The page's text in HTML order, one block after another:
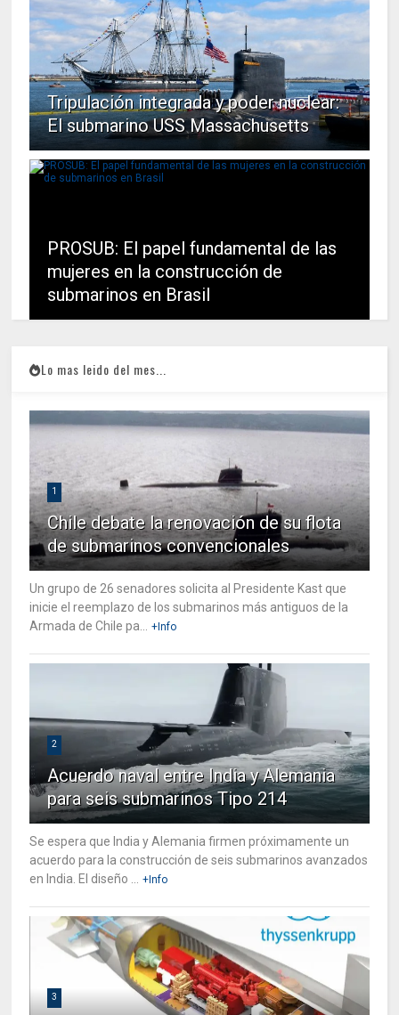
Tripulación integrada y poder nuclear:
El submarino USS Massachusetts
PROSUB: El papel fundamental de las
mujeres en la construcción de
submarinos en Brasil
Lo mas leido del mes...
1
Chile debate la renovación de su flota
de submarinos convencionales
Un grupo de 26 senadores solicita al Presidente Kast que
inicie el reemplazo de los submarinos más antiguos de la
Armada de Chile pa...
+Info
2
Acuerdo naval entre India y Alemania
para seis submarinos Tipo 214
Se espera que India y Alemania firmen próximamente un
acuerdo para la construcción de seis submarinos avanzados
en India. El diseño ...
+Info
3